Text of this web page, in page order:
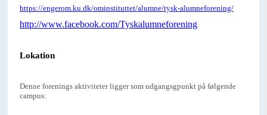
https://engerom.ku.dk/ominstituttet/alumne/tysk-alumneforening/
http://www.facebook.com/Tyskalumneforening
Lokation
Denne forenings aktiviteter ligger som udgangsgpunkt på følgende
campus: